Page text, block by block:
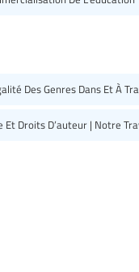
Des Genres Dans Et À
Et Droits D’auteur | Notre